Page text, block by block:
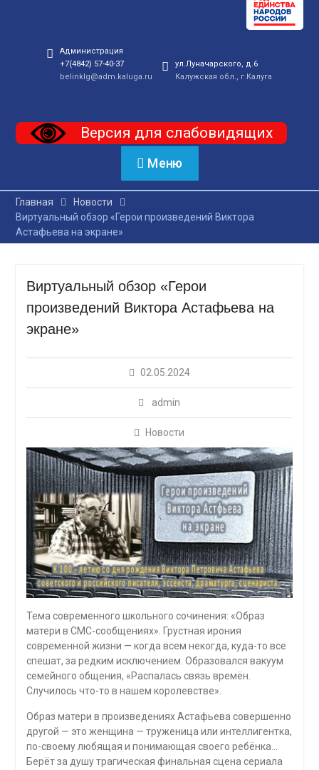
Администрация
+7(4842) 57-40-37
belinklg@adm.kaluga.ru
ул.Луначарского, д.6
Калужская обл., г.Калуга
Версия для слабовидящих
Меню
Главная
Новости
Виртуальный обзор «Герои произведений Виктора
Астафьева на экране»
Виртуальный обзор «Герои
произведений Виктора Астафьева на
экране»
02.05.2024
admin
Новости
Тема современного школьного сочинения: «Образ
матери в СМС-сообщениях». Грустная ирония
современной жизни — когда всем некогда, куда-то все
спешат, за редким исключением. Образовался вакуум
семейного общения, «Распалась связь времён.
Случилось что-то в нашем королевстве».
Образ матери в произведениях Астафьева совершенно
другой — это женщина — труженица или интеллигентка,
по-своему любящая и понимающая своего ребёнка…
Берёт за душу трагическая финальная сцена сериала